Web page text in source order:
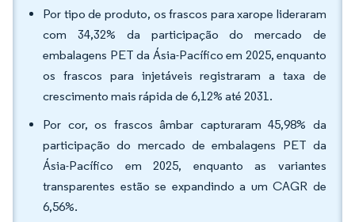
Por tipo de produto, os frascos para xarope lideraram
com 34,32% da participação do mercado de
embalagens PET da Ásia-Pacífico em 2025, enquanto
os frascos para injetáveis registraram a taxa de
crescimento mais rápida de 6,12% até 2031.
Por cor, os frascos âmbar capturaram 45,98% da
participação do mercado de embalagens PET da
Ásia-Pacífico em 2025, enquanto as variantes
transparentes estão se expandindo a um CAGR de
6,56%.